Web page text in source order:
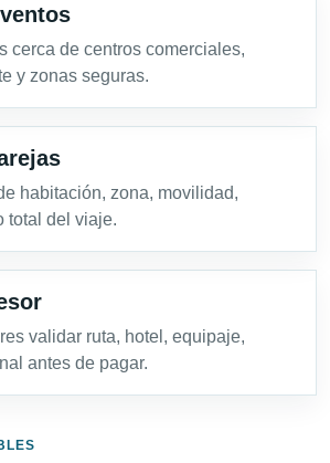
cerca de centros comerciales,
y zonas seguras.
habitación, zona, movilidad,
total del viaje.
validar ruta, hotel, equipaje,
antes de pagar.